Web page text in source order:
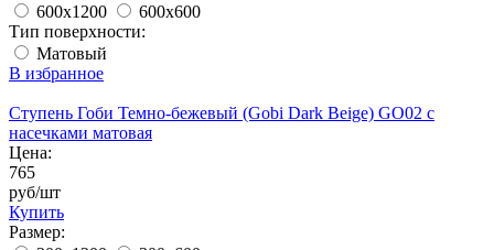
600x1200
600x600
Тип поверхности:
Матовый
В избранное
Ступень Гоби Темно-бежевый (Gobi Dark Beige) GO02 с
насечками матовая
Цена:
765
руб/шт
Купить
Размер: